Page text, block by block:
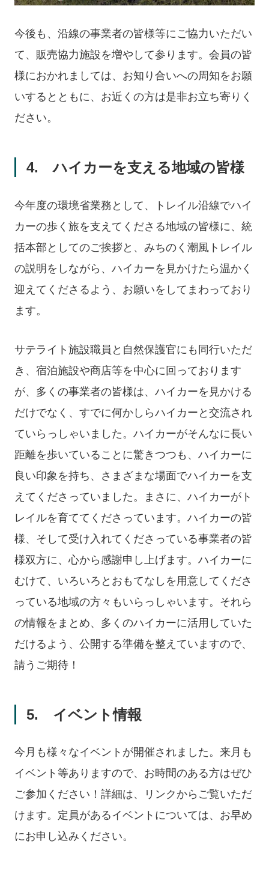
今後も、沿線の事業者の皆様等にご協力いただい
て、販売協力施設を増やして参ります。会員の皆
様におかれましては、お知り合いへの周知をお願
いするとともに、お近くの方は是非お立ち寄りく
ださい。
4. ハイカーを支える地域の皆様
今年度の環境省業務として、トレイル沿線でハイ
カーの歩く旅を支えてくださる地域の皆様に、統
括本部としてのご挨拶と、みちのく潮風トレイル
の説明をしながら、ハイカーを見かけたら温かく
迎えてくださるよう、お願いをしてまわっており
ます。
サテライト施設職員と自然保護官にも同行いただ
き、宿泊施設や商店等を中心に回っております
が、多くの事業者の皆様は、ハイカーを見かける
だけでなく、すでに何かしらハイカーと交流され
ていらっしゃいました。ハイカーがそんなに長い
距離を歩いていることに驚きつつも、ハイカーに
良い印象を持ち、さまざまな場面でハイカーを支
えてくださっていました。まさに、ハイカーがト
レイルを育ててくださっています。ハイカーの皆
様、そして受け入れてくださっている事業者の皆
様双方に、心から感謝申し上げます。ハイカーに
むけて、いろいろとおもてなしを用意してくださ
っている地域の方々もいらっしゃいます。それら
の情報をまとめ、多くのハイカーに活用していた
だけるよう、公開する準備を整えていますので、
請うご期待！
5. イベント情報
今月も様々なイベントが開催されました。来月も
イベント等ありますので、お時間のある方はぜひ
ご参加ください！詳細は、リンクからご覧いただ
けます。定員があるイベントについては、お早め
にお申し込みください。